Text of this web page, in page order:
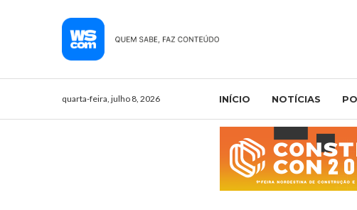
quarta-feira, julho 8, 2026 INÍCIO NOTÍCIAS